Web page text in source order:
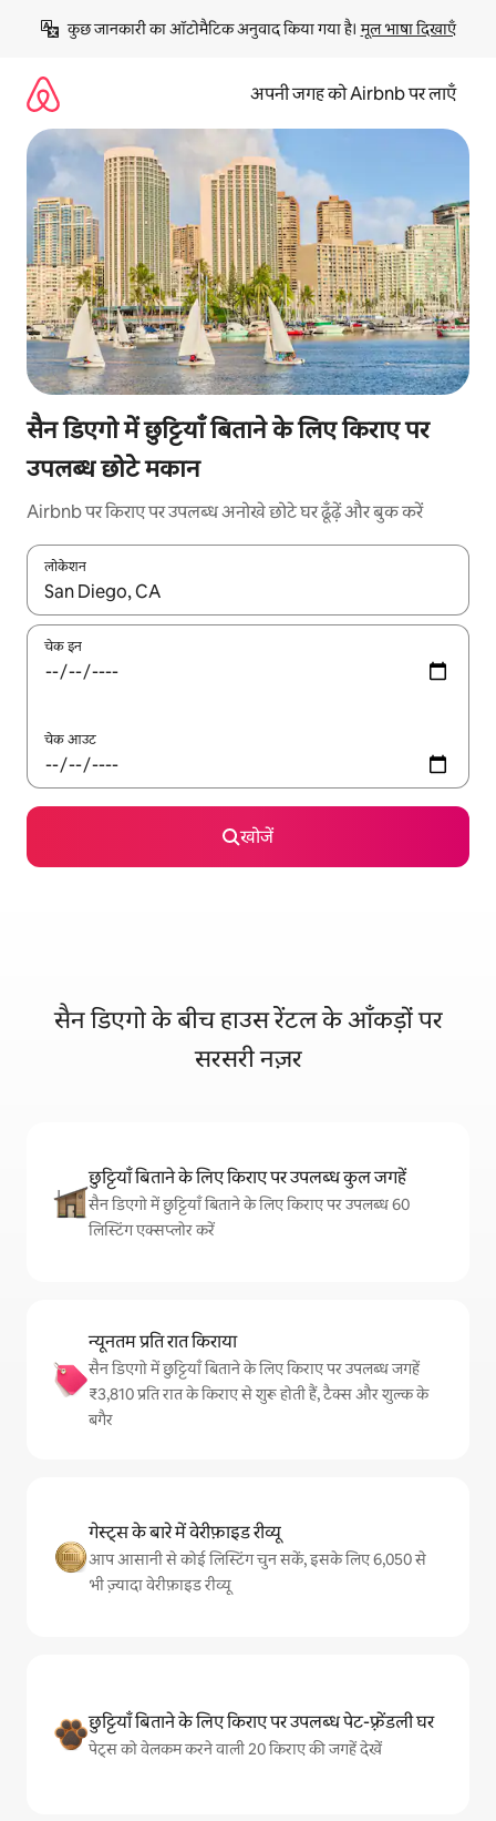
छोड़कर
कॉन्टेंट
कुछ जानकारी का ऑटोमैटिक अनुवाद किया गया है। मूल भाषा दिखाएँ
अपनी जगह को Airbnb पर लाएँ
सैन डिएगो में छुट्टियाँ बिताने के लिए किराए पर
उपलब्ध छोटे मकान
Airbnb पर किराए पर उपलब्ध अनोखे छोटे घर ढूँढ़ें और बुक करें
लोकेशन
नतीजों के उपलब्ध होने पर, अप और डाउन 'ऐरो की' का इस्तेमाल करके नेविगेट
चेक इन
चेक आउट
खोजें
सैन डिएगो के बीच हाउस रेंटल के आँकड़ों पर
सरसरी नज़र
छुट्टियाँ बिताने के लिए किराए पर उपलब्ध कुल जगहें
सैन डिएगो में छुट्टियाँ बिताने के लिए किराए पर उपलब्ध 60
लिस्टिंग एक्सप्लोर करें
न्यूनतम प्रति रात किराया
सैन डिएगो में छुट्टियाँ बिताने के लिए किराए पर उपलब्ध जगहें
₹3,810 प्रति रात के किराए से शुरू होती हैं, टैक्स और शुल्क के
बगैर
गेस्ट्स के बारे में वेरीफ़ाइड रीव्यू
आप आसानी से कोई लिस्टिंग चुन सकें, इसके लिए 6,050 से
भी ज़्यादा वेरीफ़ाइड रीव्यू
छुट्टियाँ बिताने के लिए किराए पर उपलब्ध पेट-फ़्रेंडली घर
पेट्स को वेलकम करने वाली 20 किराए की जगहें देखें